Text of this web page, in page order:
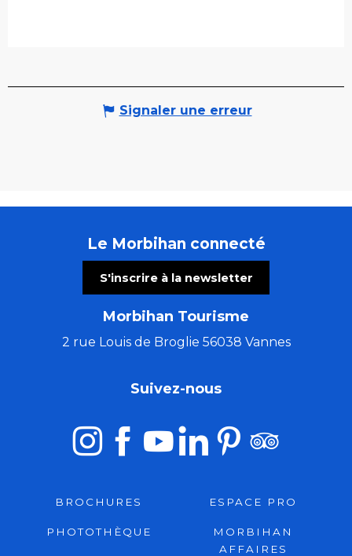
Signaler une erreur
Le Morbihan connecté
S'inscrire à la newsletter
Morbihan Tourisme
2 rue Louis de Broglie 56038 Vannes
Suivez-nous
BROCHURES ESPACE PRO
PHOTOTHÈQUE
MORBIHAN
AFFAIRES